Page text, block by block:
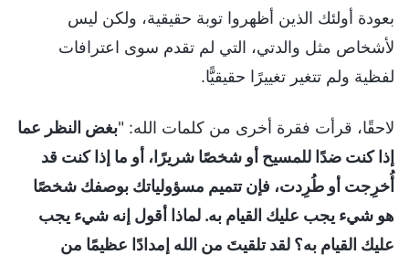
بعودة أولئك الذين أظهروا توبة حقيقية، ولكن ليس
لأشخاص مثل والدتي، التي لم تقدم سوى اعترافات
لفظية ولم تتغير تغييرًا حقيقيًّا.
لاحقًا، قرأت فقرة أخرى من كلمات الله: "بغض النظر عما
إذا كنت ضدًا للمسيح أو شخصًا شريرًا، أو ما إذا كنت قد
أُخرِجت أو طُرِدت، فإن تتميم مسؤولياتك بوصفك شخصًا
هو شيء يجب عليك القيام به. لماذا أقول إنه شيء يجب
عليك القيام به؟ لقد تلقيتَ من الله إمدادًا عظيمًا من